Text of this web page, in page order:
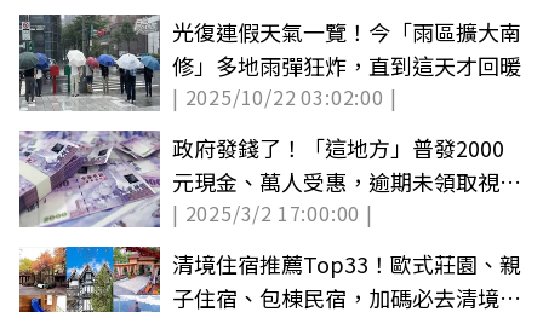
光復連假天氣一覽！今「雨區擴大南
修」多地雨彈狂炸，直到這天才回暖
| 2025/10/22 03:02:00 |
政府發錢了！「這地方」普發2000
元現金、萬人受惠，逾期未領取視同
放棄
| 2025/3/2 17:00:00 |
清境住宿推薦Top33！歐式莊園、親
子住宿、包棟民宿，加碼必去清境景